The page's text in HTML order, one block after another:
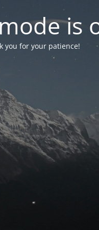
is
you for your patience!